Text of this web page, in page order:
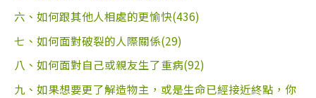
六、如何跟其他人相處的更愉快(436)
七、如何面對破裂的人際關係(29)
八、如何面對自己或親友生了重病(92)
九、如果想要更了解造物主，或是生命已經接近終點，你